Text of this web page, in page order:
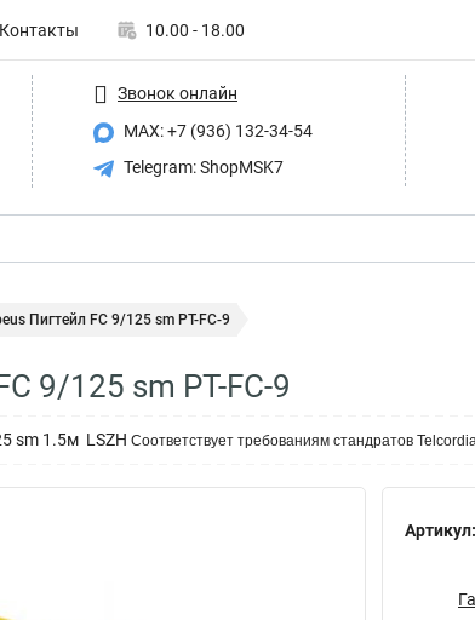
Контакты 10.00 - 18.00
Звонок онлайн
MAX: +7 (936) 132-34-54
Telegram: ShopMSK7
Пигтейл FC 9/125 sm PT-FC-9
9/125 sm PT-FC-9
sm 1.5м LSZH Соответствует требованиям стандратов
Артикул: